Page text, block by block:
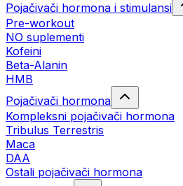
Pojačivači hormona i stimulansi
Pre-workout
NO suplementi
Kofeini
Beta-Alanin
HMB
Pojačivači hormona
Kompleksni pojačivači hormona
Tribulus Terrestris
Maca
DAA
Ostali pojačivači hormona